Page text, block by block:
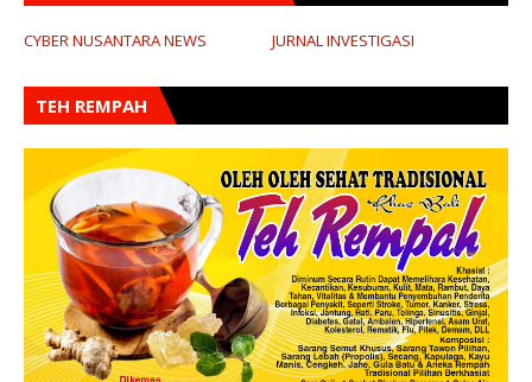
CYBER NUSANTARA NEWS JURNAL INVESTIGASI
TEH REMPAH